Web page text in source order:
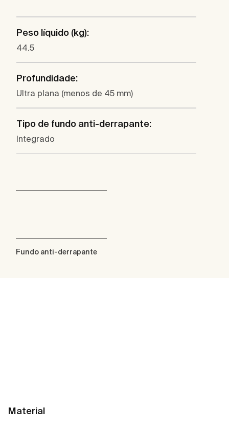
Peso líquido (kg):
44.5
Profundidade:
Ultra plana (menos de 45 mm)
Tipo de fundo anti-derrapante:
Integrado
Fundo anti-derrapante
Material